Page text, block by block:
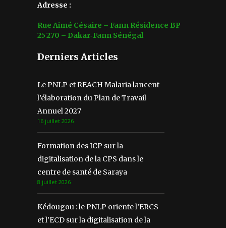
Adresse :
Rue Aimé Césaire – Fann Résidence BP
25 270 – Dakar‑Fann Sénégal
Derniers Articles
Le PNLP et REACH Malaria lancent
l’élaboration du Plan de Travail
Annuel 2027
16 juillet 2026
Formation des ICP sur la
digitalisation de la CPS dans le
centre de santé de Saraya
8 juillet 2026
Kédougou : le PNLP oriente l’ERCS
et l’ECD sur la digitalisation de la